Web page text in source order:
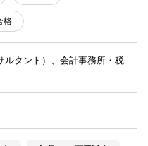
立ち情報
ガイド
格
ルタント）、会計事務所・税